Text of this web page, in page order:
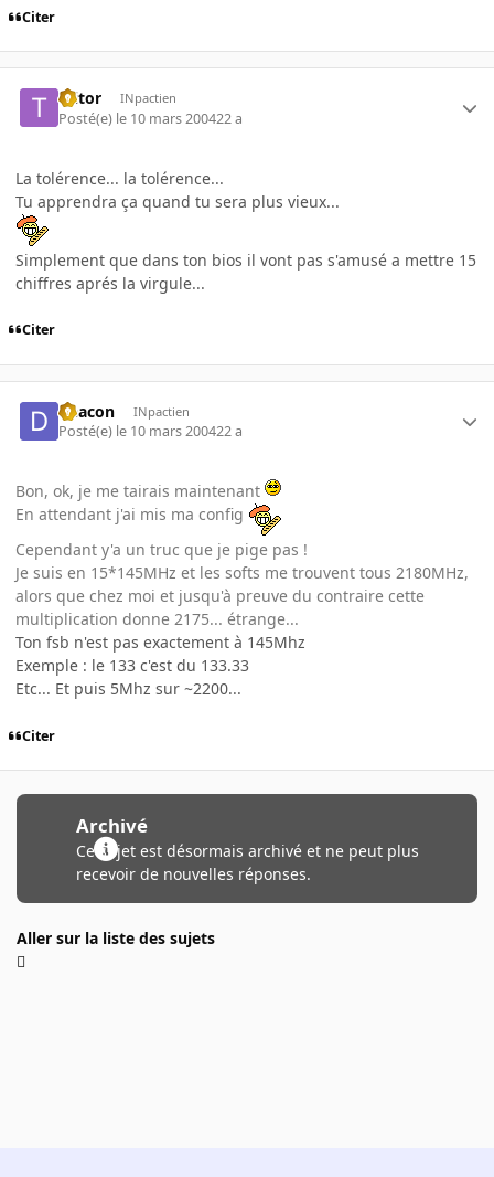
Citer
Ttitor INpactien
Posté(e) le 10 mars 200422 a
La tolérence... la tolérence...
Tu apprendra ça quand tu sera plus vieux...
Simplement que dans ton bios il vont pas s'amusé a mettre 15
chiffres aprés la virgule...
Citer
Deacon INpactien
Posté(e) le 10 mars 200422 a
Bon, ok, je me tairais maintenant
En attendant j'ai mis ma config
Cependant y'a un truc que je pige pas !
Je suis en 15*145MHz et les softs me trouvent tous 2180MHz,
alors que chez moi et jusqu'à preuve du contraire cette
multiplication donne 2175... étrange...
Ton fsb n'est pas exactement à 145Mhz
Exemple : le 133 c'est du 133.33
Etc... Et puis 5Mhz sur ~2200...
Citer
Archivé
Ce sujet est désormais archivé et ne peut plus
recevoir de nouvelles réponses.
Aller sur la liste des sujets